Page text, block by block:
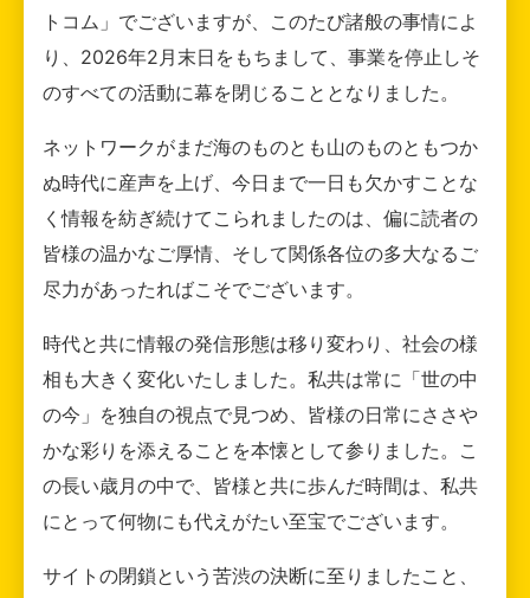
トコム」でございますが、このたび諸般の事情によ
り、2026年2月末日をもちまして、事業を停止しそ
のすべての活動に幕を閉じることとなりました。
ネットワークがまだ海のものとも山のものともつか
ぬ時代に産声を上げ、今日まで一日も欠かすことな
く情報を紡ぎ続けてこられましたのは、偏に読者の
皆様の温かなご厚情、そして関係各位の多大なるご
尽力があったればこそでございます。
時代と共に情報の発信形態は移り変わり、社会の様
相も大きく変化いたしました。私共は常に「世の中
の今」を独自の視点で見つめ、皆様の日常にささや
かな彩りを添えることを本懐として参りました。こ
の長い歳月の中で、皆様と共に歩んだ時間は、私共
にとって何物にも代えがたい至宝でございます。
サイトの閉鎖という苦渋の決断に至りましたこと、